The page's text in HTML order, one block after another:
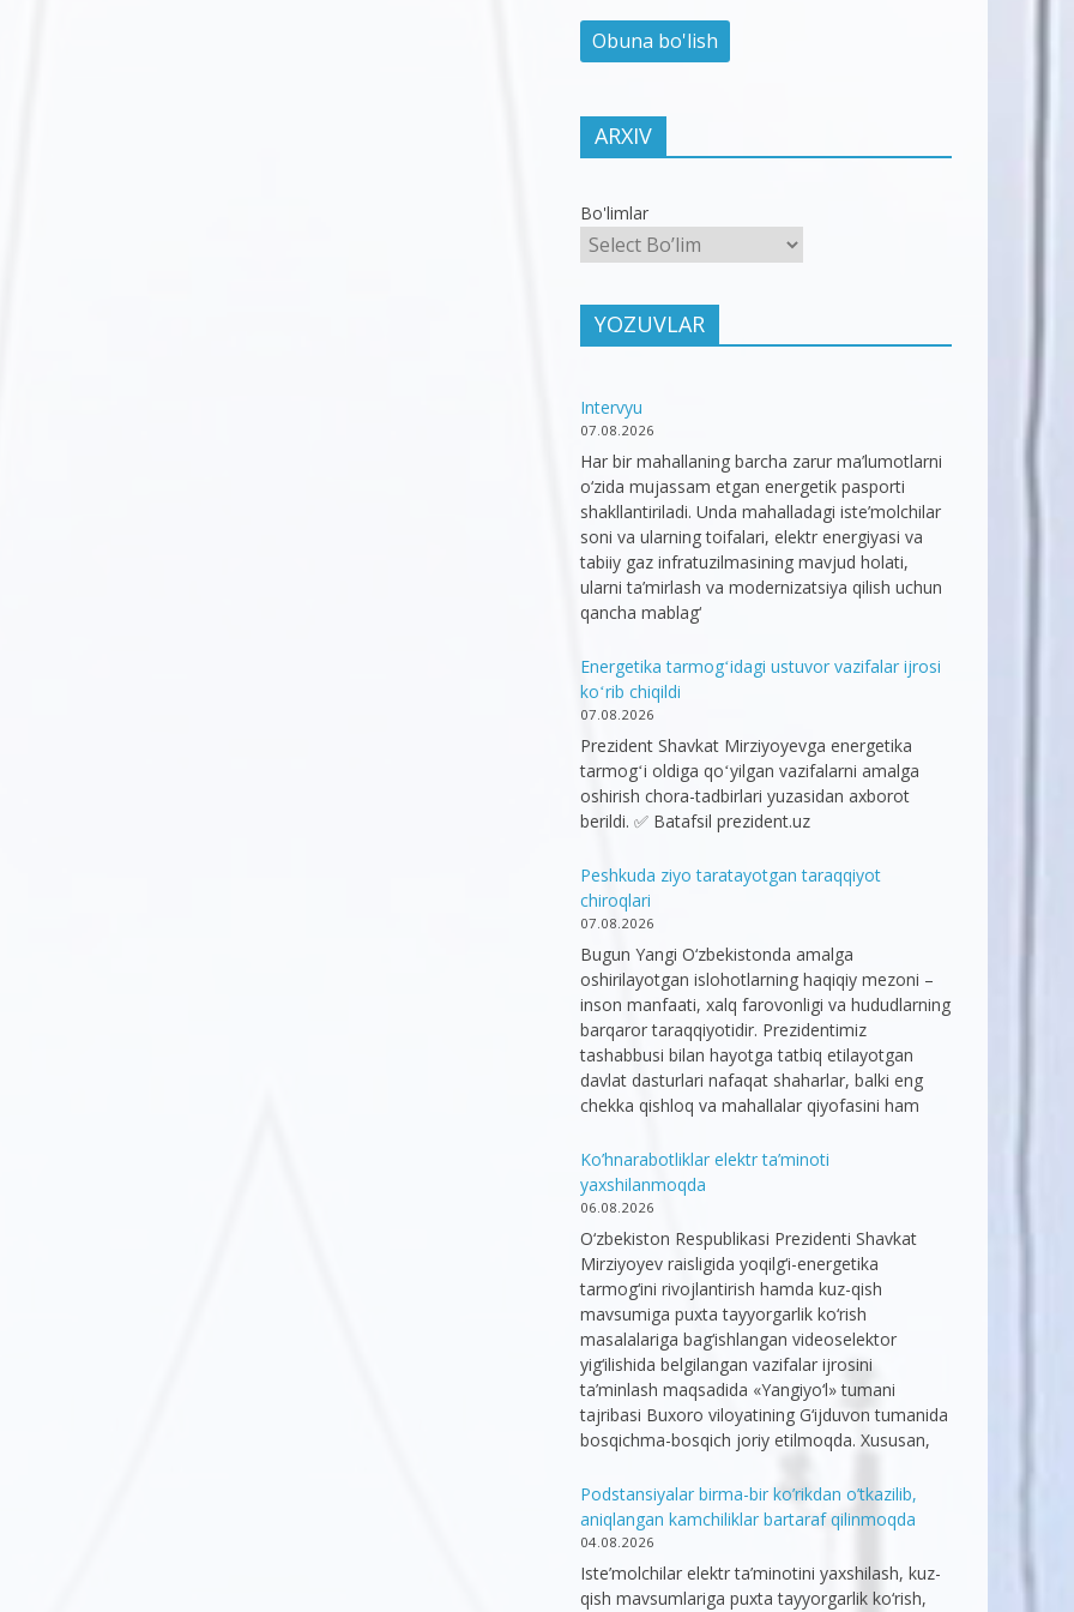
ARXIV
Bo'limlar
YOZUVLAR
Intervyu
07.08.2026
Har bir mahallaning barcha zarur ma’lumotlarni
o‘zida mujassam etgan energetik pasporti
shakllantiriladi. Unda mahalladagi iste’molchilar
soni va ularning toifalari, elektr energiyasi va
tabiiy gaz infratuzilmasining mavjud holati,
ularni ta’mirlash va modernizatsiya qilish uchun
qancha mablag‘
Energetika tarmogʻidagi ustuvor vazifalar ijrosi
koʻrib chiqildi
07.08.2026
Prezident Shavkat Mirziyoyevga energetika
tarmogʻi oldiga qoʻyilgan vazifalarni amalga
oshirish chora-tadbirlari yuzasidan axborot
berildi. ✅ Batafsil prezident.uz
Peshkuda ziyo taratayotgan taraqqiyot
chiroqlari
07.08.2026
Bugun Yangi O‘zbekistonda amalga
oshirilayotgan islohotlarning haqiqiy mezoni –
inson manfaati, xalq farovonligi va hududlarning
barqaror taraqqiyotidir. Prezidentimiz
tashabbusi bilan hayotga tatbiq etilayotgan
davlat dasturlari nafaqat shaharlar, balki eng
chekka qishloq va mahallalar qiyofasini ham
Ko’hnarabotliklar elektr ta’minoti
yaxshilanmoqda
06.08.2026
O‘zbekiston Respublikasi Prezidenti Shavkat
Mirziyoyev raisligida yoqilg‘i-energetika
tarmog‘ini rivojlantirish hamda kuz-qish
mavsumiga puxta tayyorgarlik ko‘rish
masalalariga bag‘ishlangan videoselektor
yig‘ilishida belgilangan vazifalar ijrosini
ta’minlash maqsadida «Yangiyo‘l» tumani
tajribasi Buxoro viloyatining G‘ijduvon tumanida
bosqichma-bosqich joriy etilmoqda. Xususan,
Podstansiyalar birma-bir ko’rikdan o’tkazilib,
aniqlangan kamchiliklar bartaraf qilinmoqda
04.08.2026
Iste’molchilar elektr ta’minotini yaxshilash, kuz-
qish mavsumlariga puxta tayyorgarlik ko‘rish,